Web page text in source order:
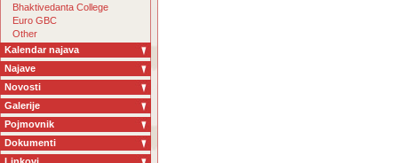
Bhaktivedanta College
Euro GBC
Other
Kalendar najava
Najave
Novosti
Galerije
Pojmovnik
Dokumenti